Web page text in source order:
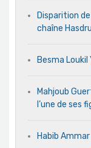
Disparition
chaîne
Besma
Mahjoub
l’une de ses
Habib